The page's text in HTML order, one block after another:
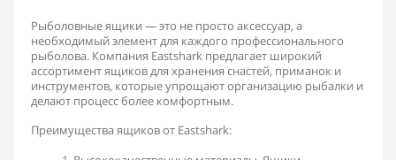
Рыболовные ящики — это не просто аксессуар, а
необходимый элемент для каждого профессионального
рыболова. Компания Eastshark предлагает широкий
ассортимент ящиков для хранения снастей, приманок и
инструментов, которые упрощают организацию рыбалки и
делают процесс более комфортным.
Преимущества ящиков от Eastshark: